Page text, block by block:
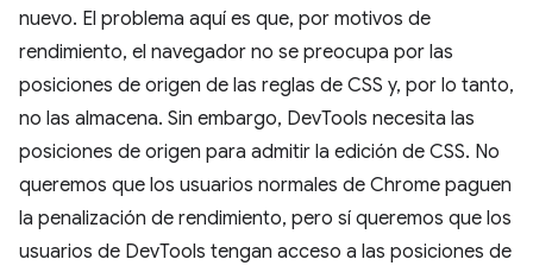
nuevo. El problema aquí es que, por motivos de
rendimiento, el navegador no se preocupa por las
posiciones de origen de las reglas de CSS y, por lo tanto,
no las almacena. Sin embargo, DevTools necesita las
posiciones de origen para admitir la edición de CSS. No
queremos que los usuarios normales de Chrome paguen
la penalización de rendimiento, pero sí queremos que los
usuarios de DevTools tengan acceso a las posiciones de